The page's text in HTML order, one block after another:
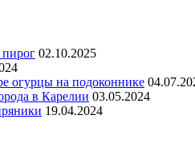
02.10.2025
огурцы на подоконнике
в Карелии 03.05.2024
19.04.2024